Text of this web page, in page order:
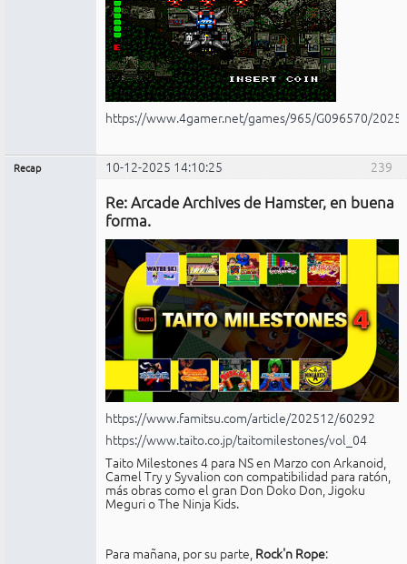
https://www.4gamer.net/games/965/G096570/
239
Recap 10-12-2025 14:10:25
Re: Arcade Archives de Hamster, en buena
forma.
https://www.famitsu.com/article/202512/60292
https://www.taito.co.jp/taitomilestones/vol_04
Taito Milestones 4 para NS en Marzo con Arkanoid,
Camel Try y Syvalion con compatibilidad para ratón,
más obras como el gran Don Doko Don, Jigoku
Meguri o The Ninja Kids.
Para mañana, por su parte, Rock'n Rope: